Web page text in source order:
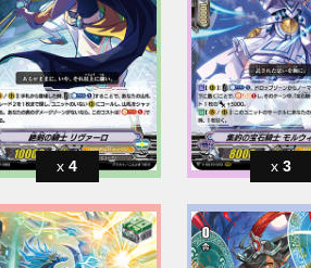
4 3